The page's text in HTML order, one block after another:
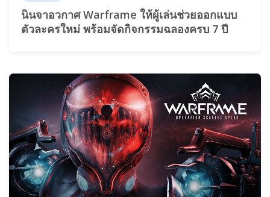
นินจาอวกาศ Warframe ให้ผู้เล่นช่วยออกแบบ
ตัวละครใหม่ พร้อมจัดกิจกรรมฉลองครบ 7 ปี